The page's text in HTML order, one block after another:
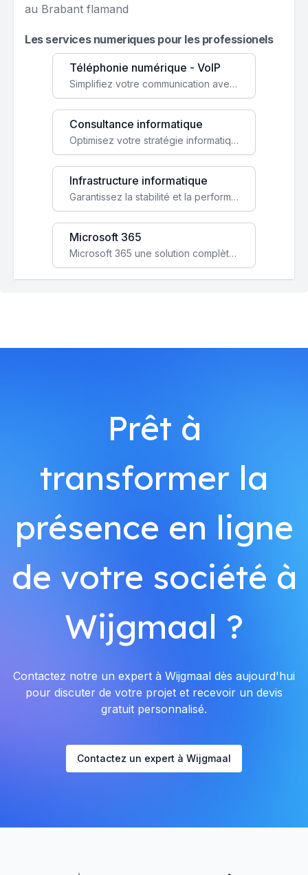
au Brabant flamand
Les services numeriques pour les professionels
Téléphonie numérique - VoIP
Simplifiez votre communication avec une solution VoIP flexible, économique et adaptée à vos besoins professionnels.
Consultance informatique
Optimisez votre stratégie informatique avec l'expertise de nos consultants pour améliorer votre efficacité et sécurité.
Infrastructure informatique
Garantissez la stabilité et la performance de votre entreprise avec une infrastructure IT sécurisée et évolutive.
Microsoft 365
Microsoft 365 une solution complète qui booste votre productivité, renforce la sécurité de vos données et facilite la collaboration.
Prêt à
transformer la
présence en ligne
de votre société à
Wijgmaal ?
Contactez notre un expert à Wijgmaal dès aujourd'hui
pour discuter de votre projet et recevoir un devis
gratuit personnalisé.
Contactez un expert à Wijgmaal